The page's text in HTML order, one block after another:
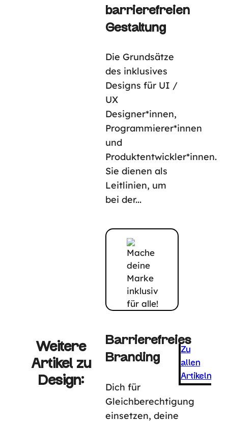
Weitere
Artikel zu
Design:
barrierefreien
Gestaltung
Die Grundsätze
des inklusives
Designs für UI /
UX
Designer*innen,
Programmierer*innen
und
Produktentwickler*innen.
Sie dienen als
Leitlinien, um
bei der...
Barrierefreies
Branding
Dich für
Gleichberechtigung
einsetzen, deine
Zu
allen
Artikeln